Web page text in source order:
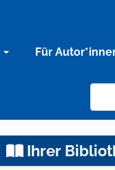
Für
Ihrer